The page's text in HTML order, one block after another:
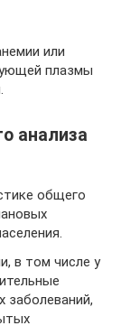
или
плазмы
анализа
общего
в том числе у
заболеваний,